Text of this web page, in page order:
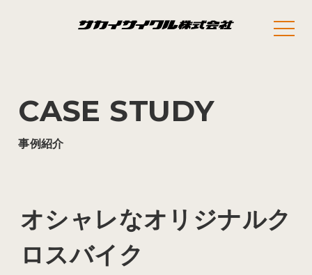
CASE STUDY
事例紹介
オシャレなオリジナルク
ロスバイク